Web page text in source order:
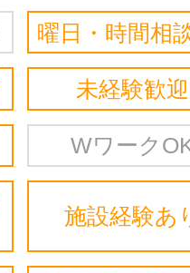
曜日・時間相
未経験歓迎
Wワーク
施設経験あ